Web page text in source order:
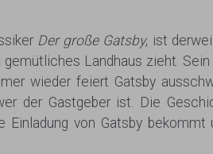
Der große Gatsby, ist
Landhaus zieht.
wieder feiert Gatsby
der Gastgeber ist. Die
von Gatsby